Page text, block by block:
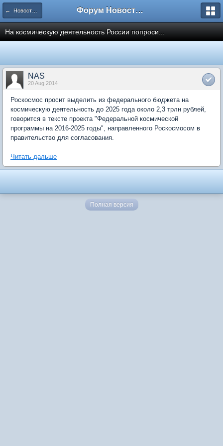
← Новости рынка недвижимости Форум Новостройки
На космическую деятельность России попроси...
NAS
20 Aug 2014
Роскосмос просит выделить из федерального бюджета на
космическую деятельность до 2025 года около 2,3 трлн рублей,
говорится в тексте проекта "Федеральной космической
программы на 2016-2025 годы", направленного Роскосмосом в
правительство для согласования.
Читать дальше
Полная версия